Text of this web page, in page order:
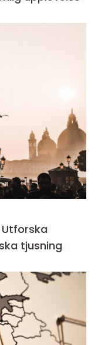
Utforska
tjusning